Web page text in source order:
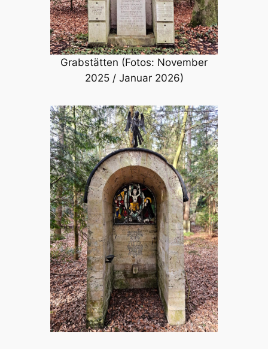
Grabstätten (Fotos: November
2025 / Januar 2026)